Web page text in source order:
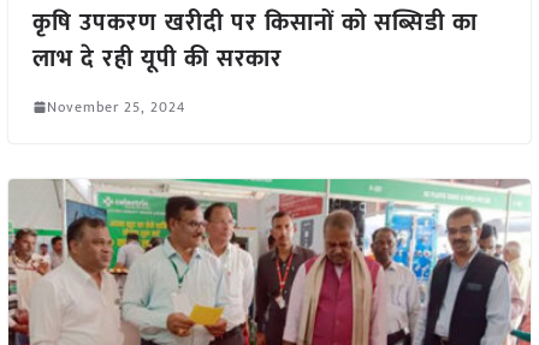
कृषि उपकरण खरीदी पर किसानों को सब्सिडी का
लाभ दे रही यूपी की सरकार
November 25, 2024